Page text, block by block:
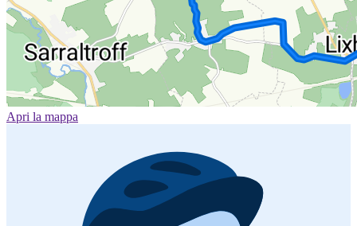
Apri la mappa